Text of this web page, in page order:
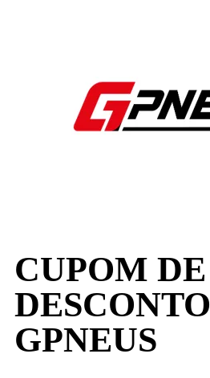
CUPOM DE
DESCONTO
GPNEUS